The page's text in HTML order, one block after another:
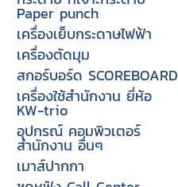
Paper punch
เครื่องเย็บกระดาษไฟฟ้า
เครื่องตัดมุม
สกอร์บอร์ด SCOREBOARD
เครื่องใช้สำนักงาน ยี่ห้อ
KW-trio
อุปกรณ์ คอมพิวเตอร์
สำนักงาน อื่นๆ
เมาส์ปากกา